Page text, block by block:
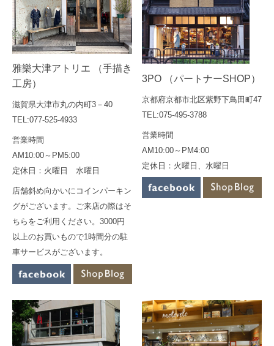
雅樂大津アトリエ （手描き
工房）
滋賀県大津市丸の内町3－40
TEL:077-525-4933
営業時間
AM10:00～PM5:00
定休日：火曜日 水曜日
店舗斜め向かいにコインパーキン
グがございます。ご来店の際はそ
ちらをご利用ください。3000円
以上のお買いもので1時間分の駐
車サービスがございます。
3PO （パートナーSHOP）
京都府京都市北区紫野下鳥田町47
TEL:075-495-3788
営業時間
AM10:00～PM4:00
定休日：火曜日、水曜日